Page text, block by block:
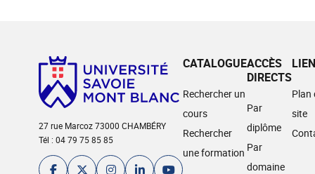
27 rue Marcoz 73000 CHAMBÉRY
Tél : 04 79 75 85 85
CATALOGUE
Rechercher un
cours
Rechercher
une formation
ACCÈS
DIRECTS
Par
diplôme
Par
domaine
Plan
site